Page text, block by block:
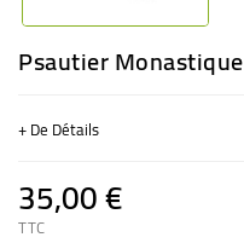
Psautier Monastique
+ De Détails
35,00 €
TTC